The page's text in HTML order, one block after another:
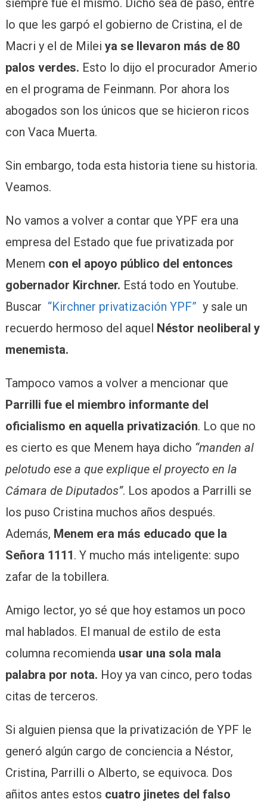
siempre fue el mismo. Dicho sea de paso, entre
lo que les garpó el gobierno de Cristina, el de
Macri y el de Milei ya se llevaron más de 80
palos verdes. Esto lo dijo el procurador Amerio
en el programa de Feinmann. Por ahora los
abogados son los únicos que se hicieron ricos
con Vaca Muerta.
Sin embargo, toda esta historia tiene su historia.
Veamos.
No vamos a volver a contar que YPF era una
empresa del Estado que fue privatizada por
Menem con el apoyo público del entonces
gobernador Kirchner. Está todo en Youtube.
Buscar “Kirchner privatización YPF” y sale un
recuerdo hermoso del aquel Néstor neoliberal y
menemista.
Tampoco vamos a volver a mencionar que
Parrilli fue el miembro informante del
oficialismo en aquella privatización. Lo que no
es cierto es que Menem haya dicho “manden al
pelotudo ese a que explique el proyecto en la
Cámara de Diputados”. Los apodos a Parrilli se
los puso Cristina muchos años después.
Además, Menem era más educado que la
Señora 1111. Y mucho más inteligente: supo
zafar de la tobillera.
Amigo lector, yo sé que hoy estamos un poco
mal hablados. El manual de estilo de esta
columna recomienda usar una sola mala
palabra por nota. Hoy ya van cinco, pero todas
citas de terceros.
Si alguien piensa que la privatización de YPF le
generó algún cargo de conciencia a Néstor,
Cristina, Parrilli o Alberto, se equivoca. Dos
añitos antes estos cuatro jinetes del falso